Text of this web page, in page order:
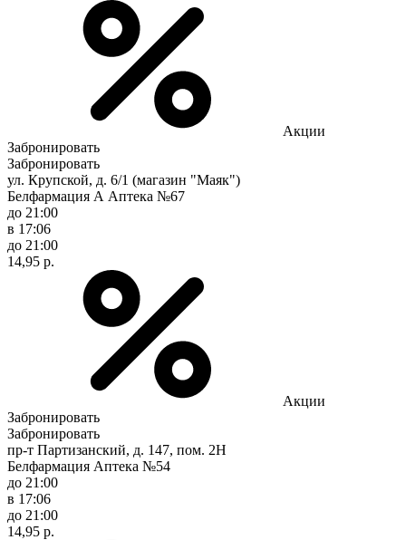
Акции
Забронировать
Забронировать
ул. Крупской, д. 6/1 (магазин "Маяк")
Белфармация А Аптека №67
до 21:00
в 17:06
до 21:00
14,95 р.
Акции
Забронировать
Забронировать
пр-т Партизанский, д. 147, пом. 2Н
Белфармация Аптека №54
до 21:00
в 17:06
до 21:00
14,95 р.